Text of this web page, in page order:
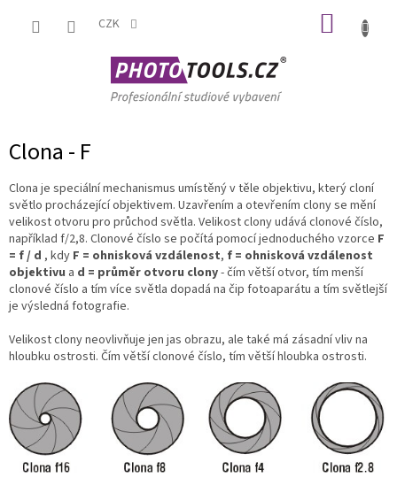
CZK
Clona - F
Clona je speciální mechanismus umístěný v těle objektivu, který cloní
světlo procházející objektivem. Uzavřením a otevřením clony se mění
velikost otvoru pro průchod světla. Velikost clony udává clonové číslo,
například f/2,8. Clonové číslo se počítá pomocí jednoduchého vzorce F
= f / d , kdy F = ohnisková vzdálenost, f = ohnisková vzdálenost
objektivu a d = průměr otvoru clony- čím větší otvor, tím menší
clonové číslo a tím více světla dopadá na čip fotoaparátu a tím světlejší
je výsledná fotografie.
Velikost clony neovlivňuje jen jas obrazu, ale také má zásadní vliv na
hloubku ostrosti. Čím větší clonové číslo, tím větší hloubka ostrosti.